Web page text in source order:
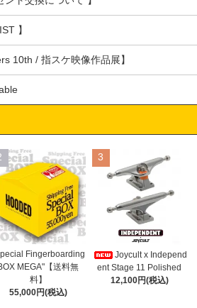
】
10th / 指スケ映像作品展】
Fingerboarding
MEGA"【送料無
料】
55,000円(税込)
3
Joycult x Independ
ent Stage 11 Polished
12,100円(税込)